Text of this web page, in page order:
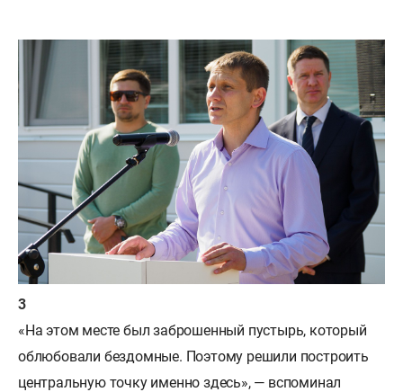
«На этом месте был заброшенный пустырь, который
облюбовали бездомные. Поэтому решили построить
центральную точку именно здесь», — вспоминал